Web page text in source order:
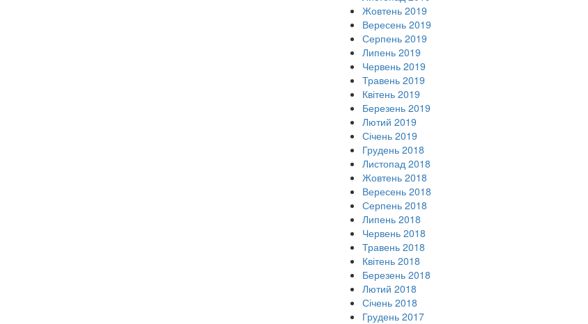
Жовтень 2019
Вересень 2019
Серпень 2019
Липень 2019
Червень 2019
Травень 2019
Квітень 2019
Березень 2019
Лютий 2019
Січень 2019
Грудень 2018
Листопад 2018
Жовтень 2018
Вересень 2018
Серпень 2018
Липень 2018
Червень 2018
Травень 2018
Квітень 2018
Березень 2018
Лютий 2018
Січень 2018
Грудень 2017